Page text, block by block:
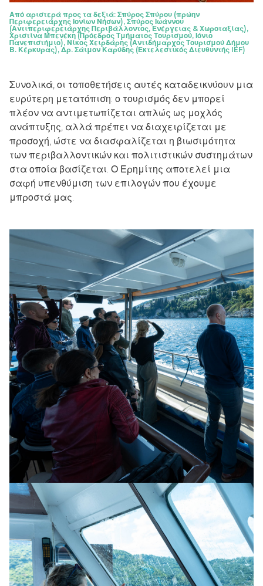
Από αριστερά προς τα δεξιά: Σπύρος Σπύρου (πρώην
Περιφερειάρχης Ιονίων Νήσων), Σπύρος Ιωάννου
(Αντιπεριφερειάρχης Περιβάλλοντος, Ενέργειας & Χωροταξίας),
Χριστίνα Μπενέκη (Πρόεδρος Τμήματος Τουρισμού, Ιόνιο
Πανεπιστήμιο), Νίκος Χειρδάρης (Αντιδήμαρχος Τουρισμού Δήμου
Β. Κέρκυρας), Δρ. Σάιμον Καρύδης (Εκτελεστικός Διευθυντής IEF)
Συνολικά, οι τοποθετήσεις αυτές καταδεικνύουν μια
ευρύτερη μετατόπιση: ο τουρισμός δεν μπορεί
πλέον να αντιμετωπίζεται απλώς ως μοχλός
ανάπτυξης, αλλά πρέπει να διαχειρίζεται με
προσοχή, ώστε να διασφαλίζεται η βιωσιμότητα
των περιβαλλοντικών και πολιτιστικών συστημάτων
στα οποία βασίζεται. Ο Ερημίτης αποτελεί μια
σαφή υπενθύμιση των επιλογών που έχουμε
μπροστά μας.